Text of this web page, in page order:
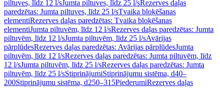
piltuves, līdz 12 l/sJumta piltuves, līdz 25 l/sRezerves daļas
paredzētas: Jumta piltuves, līdz 25 l/sTvaika bloķēšanas
elementiRezerves daļas paredzētas: Tvaika bloķēšanas
elementiJumta piltuvēm, līdz 12 l/sRezerves daļas paredzētas: Jumta
piltuvēm, līdz 12 l/sJumta piltuvēm, līdz 25 l/sAvārijas
pārplūdesRezerves daļas paredzētas: Avārijas pārplūdesJumta
piltuvēm, līdz 12 l/sRezerves daļas paredzētas: Jumta piltuvēm, līdz
12 l/sJumta piltuvēm, līdz 25 l/sRezerves daļas paredzētas: Jumta
piltuvēm, līdz 25 l/sStiprinājumiStiprinājumu sistēma, d40–
200Stiprinājumu sistēma, d250–315PiederumiRezerves daļas